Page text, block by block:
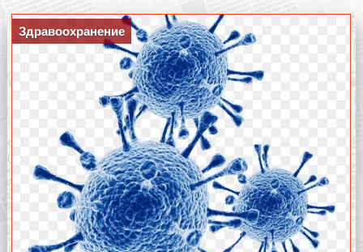
Здравоохранение